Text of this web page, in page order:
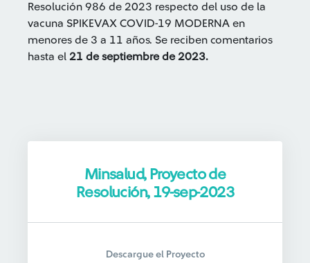
Resolución 986 de 2023 respecto del uso de la
vacuna SPIKEVAX COVID-19 MODERNA en
menores de 3 a 11 años. Se reciben comentarios
hasta el 21 de septiembre de 2023.
Minsalud, Proyecto de
Resolución, 19-sep-2023
Descargue el Proyecto